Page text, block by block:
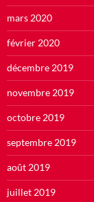
mars 2020
février 2020
décembre 2019
novembre 2019
octobre 2019
septembre 2019
août 2019
juillet 2019